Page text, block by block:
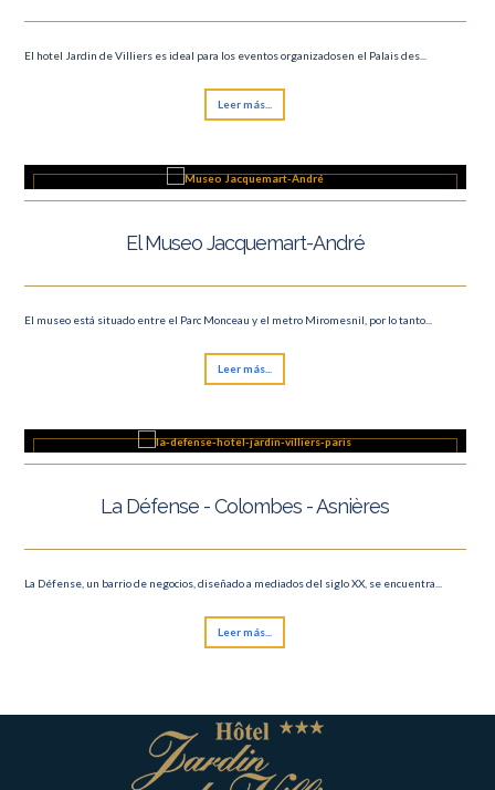
El hotel Jardin de Villiers es ideal para los eventos organizadosen el Palais des...
Leer más...
El Museo Jacquemart-André
El museo está situado entre el Parc Monceau y el metro Miromesnil, por lo tanto...
Leer más...
La Défense - Colombes - Asnières
La Défense, un barrio de negocios, diseñado a mediados del siglo XX, se encuentra...
Leer más...